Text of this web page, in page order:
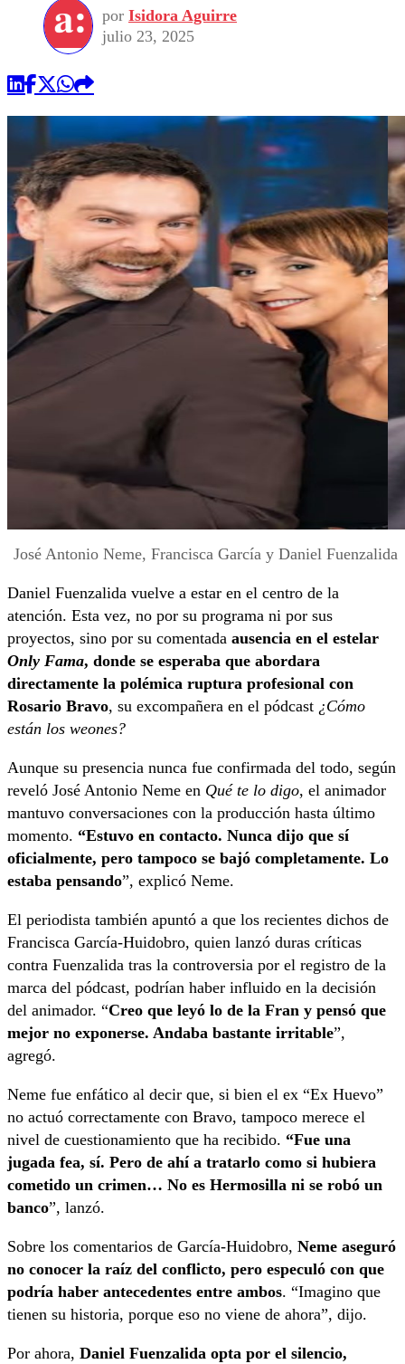
por Isidora Aguirre
julio 23, 2025
José Antonio Neme, Francisca García y Daniel Fuenzalida
Daniel Fuenzalida vuelve a estar en el centro de la
atención. Esta vez, no por su programa ni por sus
proyectos, sino por su comentada ausencia en el estelar
Only Fama, donde se esperaba que abordara
directamente la polémica ruptura profesional con
Rosario Bravo, su excompañera en el pódcast ¿Cómo
están los weones?
Aunque su presencia nunca fue confirmada del todo, según
reveló José Antonio Neme en Qué te lo digo, el animador
mantuvo conversaciones con la producción hasta último
momento. “Estuvo en contacto. Nunca dijo que sí
oficialmente, pero tampoco se bajó completamente. Lo
estaba pensando”, explicó Neme.
El periodista también apuntó a que los recientes dichos de
Francisca García-Huidobro, quien lanzó duras críticas
contra Fuenzalida tras la controversia por el registro de la
marca del pódcast, podrían haber influido en la decisión
del animador. “Creo que leyó lo de la Fran y pensó que
mejor no exponerse. Andaba bastante irritable”,
agregó.
Neme fue enfático al decir que, si bien el ex “Ex Huevo”
no actuó correctamente con Bravo, tampoco merece el
nivel de cuestionamiento que ha recibido. “Fue una
jugada fea, sí. Pero de ahí a tratarlo como si hubiera
cometido un crimen… No es Hermosilla ni se robó un
banco”, lanzó.
Sobre los comentarios de García-Huidobro, Neme aseguró
no conocer la raíz del conflicto, pero especuló con que
podría haber antecedentes entre ambos. “Imagino que
tienen su historia, porque eso no viene de ahora”, dijo.
Por ahora, Daniel Fuenzalida opta por el silencio,